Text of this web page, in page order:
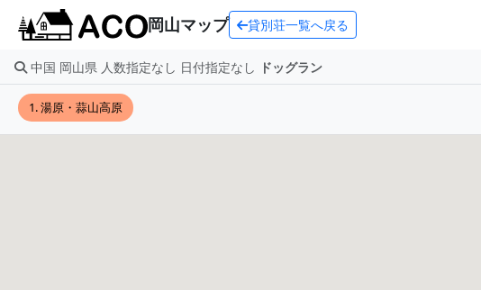
岡山マップ 貸別荘一覧へ戻る
中国 岡山県 人数指定なし 日付指定なし ドッグラン
1. 湯原・蒜山高原